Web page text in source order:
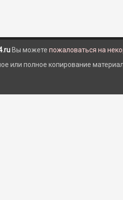
Вы можете пожаловаться на
или полное копирование